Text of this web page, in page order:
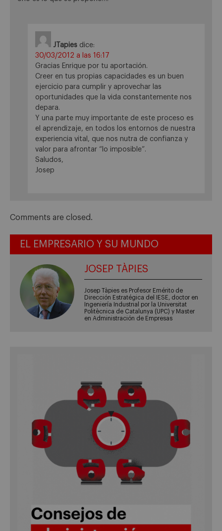
JTapies dice:
30/03/2012 a las 16:17
Gracias Enrique por tu aportación.
Creer en tus propias capacidades es un buen
ejercicio para cumplir y aprovechar las
oportunidades que la vida constantemente nos
depara.
Y una parte muy importante de este proceso es
el aprendizaje, en todos los entornos de nuestra
experiencia vital, que nos nutra de confianza y
valor para afrontar “lo imposible”.
Saludos,
Josep
Comments are closed.
EL EMPRESARIO Y SU MUNDO
JOSEP TÀPIES
Josep Tàpies es Profesor Emérito de
Dirección Estratégica del IESE, doctor en
Ingeniería Industrial por la Universitat
Politècnica de Catalunya (UPC) y Master
en Administración de Empresas